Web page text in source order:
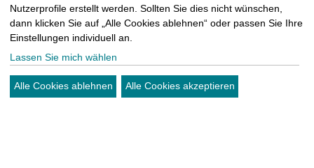
das.
Warum passt das so gut?
ihrem Umzug einen neuen Wirkungskreis und wir
haben Profis gesucht. Ergebnis?Passt wie Arsch
Nutzerprofile erstellt werden. Sollten Sie dies nicht wünschen,
dann klicken Sie auf „Alle Cookies ablehnen“ oder passen Sie Ihre
Einstellungen individuell an.
Lassen Sie mich wählen
Alle Cookies ablehnen Alle Cookies akzeptieren